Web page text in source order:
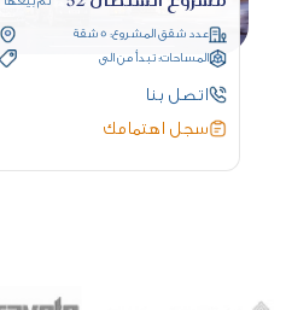
عدد شقق المشروع: 5 شقة
المساحات: تبدأ من الى
اتصل بنا
سجل اهتمامك